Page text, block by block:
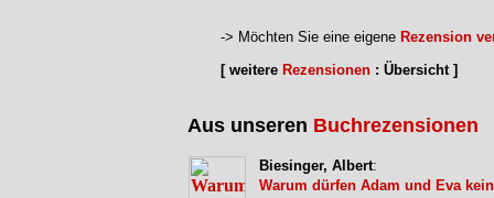
-> Möchten Sie eine eigene Rezension
[ weitere Rezensionen : Übersicht ]
Aus unseren Buchrezensionen
Biesinger, Albert:
Warum dürfen Adam und Eva